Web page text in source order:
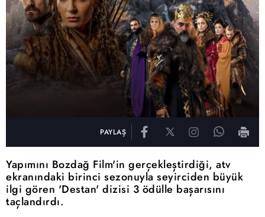
PAYLAŞ
Yapımını Bozdağ Film'in gerçekleştirdiği, atv
ekranındaki birinci sezonuyla seyirciden büyük
ilgi gören 'Destan' dizisi 3 ödülle başarısını
taçlandırdı.